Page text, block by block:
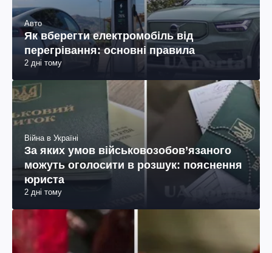
Авто
Як вберегти електромобіль від
перегрівання: основні правила
2 дні тому
Війна в Україні
За яких умов військовозобов’язаного
можуть оголосити в розшук: пояснення
юриста
2 дні тому